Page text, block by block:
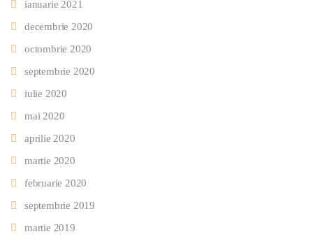
ianuarie 2021
decembrie 2020
octombrie 2020
septembrie 2020
iulie 2020
mai 2020
aprilie 2020
martie 2020
februarie 2020
septembrie 2019
martie 2019